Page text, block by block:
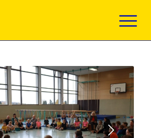
Weiter